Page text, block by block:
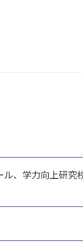
、学力向上研究